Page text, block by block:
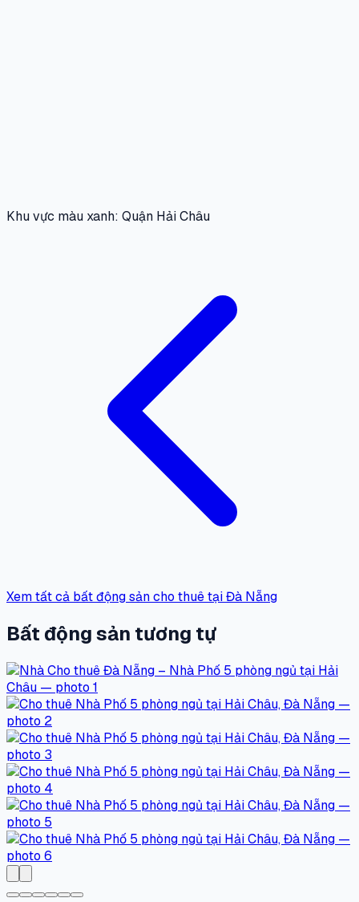
Khu vực màu xanh: Quận Hải Châu
Xem tất cả bất động sản cho thuê tại Đà Nẵng
Bất động sản tương tự